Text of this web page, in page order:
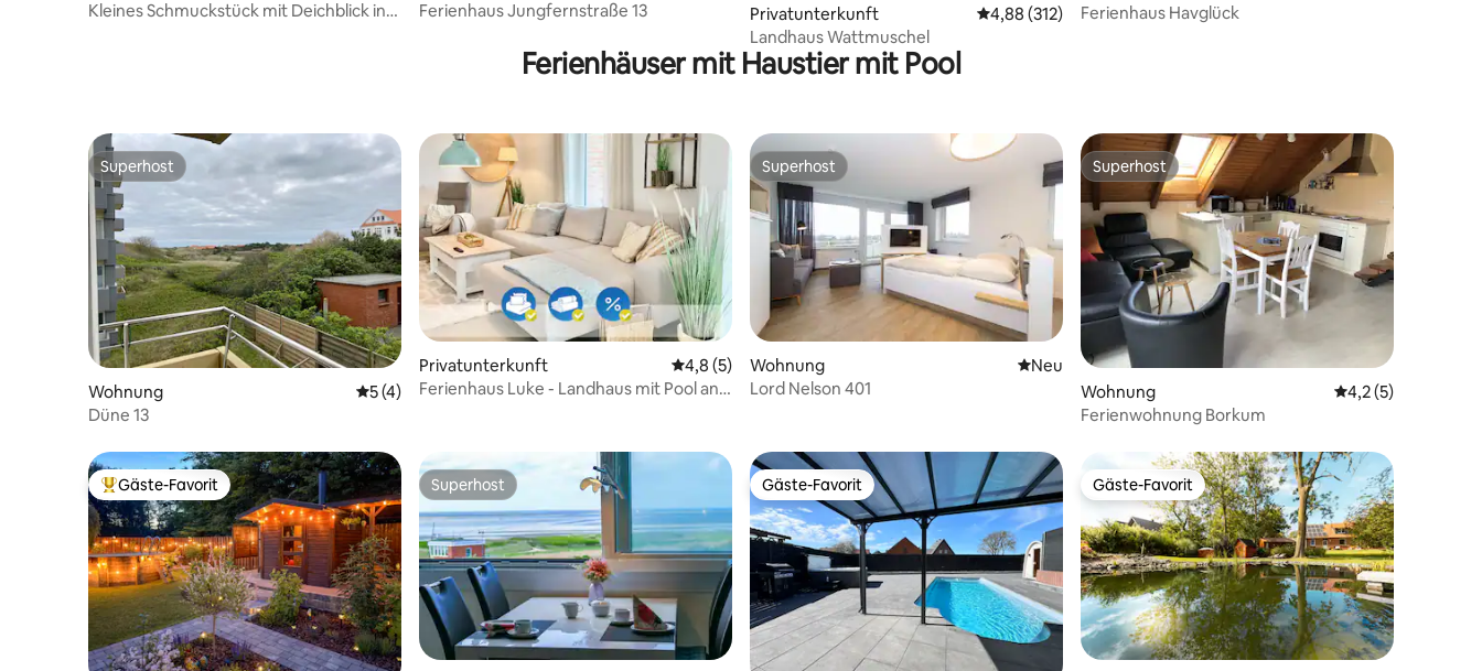
Kleines Schmuckstück mit Deichblick in
Ferienhaus Jungfernstraße 13
Privatunterkunft Durchschnittliche Bewertung: 4,88 von 5, 312 Bewertungen
4,88 (312)
Landhaus Wattmuschel
Ferienhaus Havglück
Ferienhäuser mit Haustier mit Pool
Superhost
Superhost
Wohnung Durchschnittliche Bewertung: 5 von 5, 4 Bewertungen
5 (4)
Düne 13
Privatunterkunft Durchschnittliche Bewertung: 4,8 von 5, 5 Bewertungen
4,8 (5)
Ferienhaus Luke - Landhaus mit Pool an
Superhost
Superhost
Wohnung Neue Unterkunft
Neu
Lord Nelson 401
Superhost
Superhost
Wohnung Durchschnittliche
4,2 (5)
Ferienwohnung Borkum
Beliebter Gäste-Favorit.
Gäste-Favorit Superhost
Superhost Gäste-Favorit
Gäste-Favorit Gäste-Favorit
Gäste-Favorit